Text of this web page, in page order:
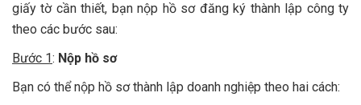
giấy tờ cần thiết, bạn nộp hồ sơ đăng ký thành lập công ty
theo các bước sau:
Bước 1: Nộp hồ sơ
Bạn có thể nộp hồ sơ thành lập doanh nghiệp theo hai cách: